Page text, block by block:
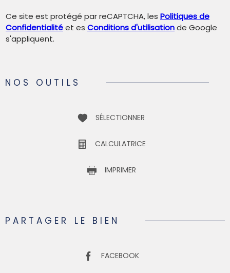
Ce site est protégé par reCAPTCHA, les Politiques de
Confidentialitéet es Conditions d'utilisationde Google
s'appliquent.
NOS OUTILS
SÉLECTIONNER
CALCULATRICE
IMPRIMER
PARTAGER LE BIEN
FACEBOOK